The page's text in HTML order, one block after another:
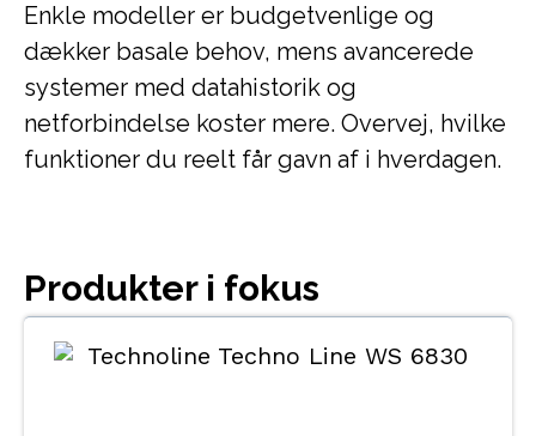
Enkle modeller er budgetvenlige og
dækker basale behov, mens avancerede
systemer med datahistorik og
netforbindelse koster mere. Overvej, hvilke
funktioner du reelt får gavn af i hverdagen.
Produkter i fokus